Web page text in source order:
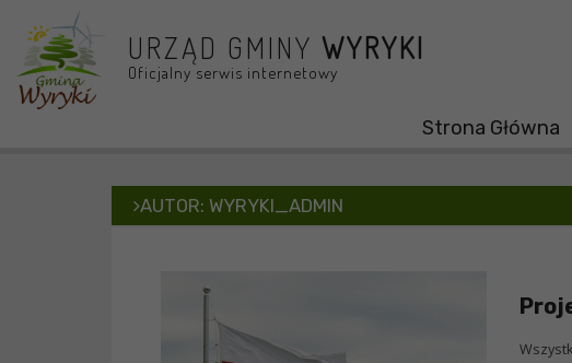
URZĄD GMINY WYRYKI
Oficjalny serwis internetowy
Strona Główna
AUTOR: WYRYKI_ADMIN